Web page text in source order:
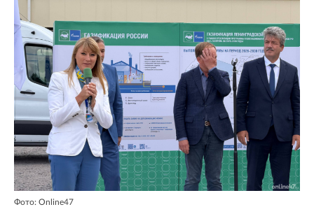
Фото: Online47